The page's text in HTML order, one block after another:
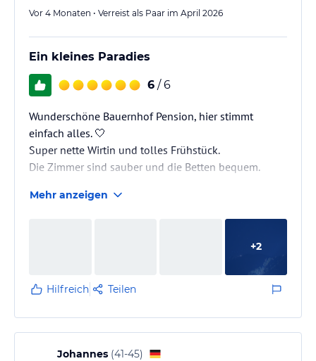
Vor 4 Monaten • Verreist als Paar im April 2026
Ein kleines Paradies
6 / 6
Wunderschöne Bauernhof Pension, hier stimmt
einfach alles. 🤍
Super nette Wirtin und tolles Frühstück.
Die Zimmer sind sauber und die Betten bequem.
Mehr anzeigen
+2
Hilfreich Teilen
Johannes (41-45)